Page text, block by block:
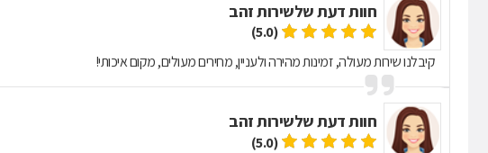
חוות דעת שלשירות זהב
(5.0)
קיבלנו שירות מעולה, זמינות מהירה ולעניין, מחירים מעולים, מקום איכותי!
חוות דעת שלשירות זהב
(5.0)